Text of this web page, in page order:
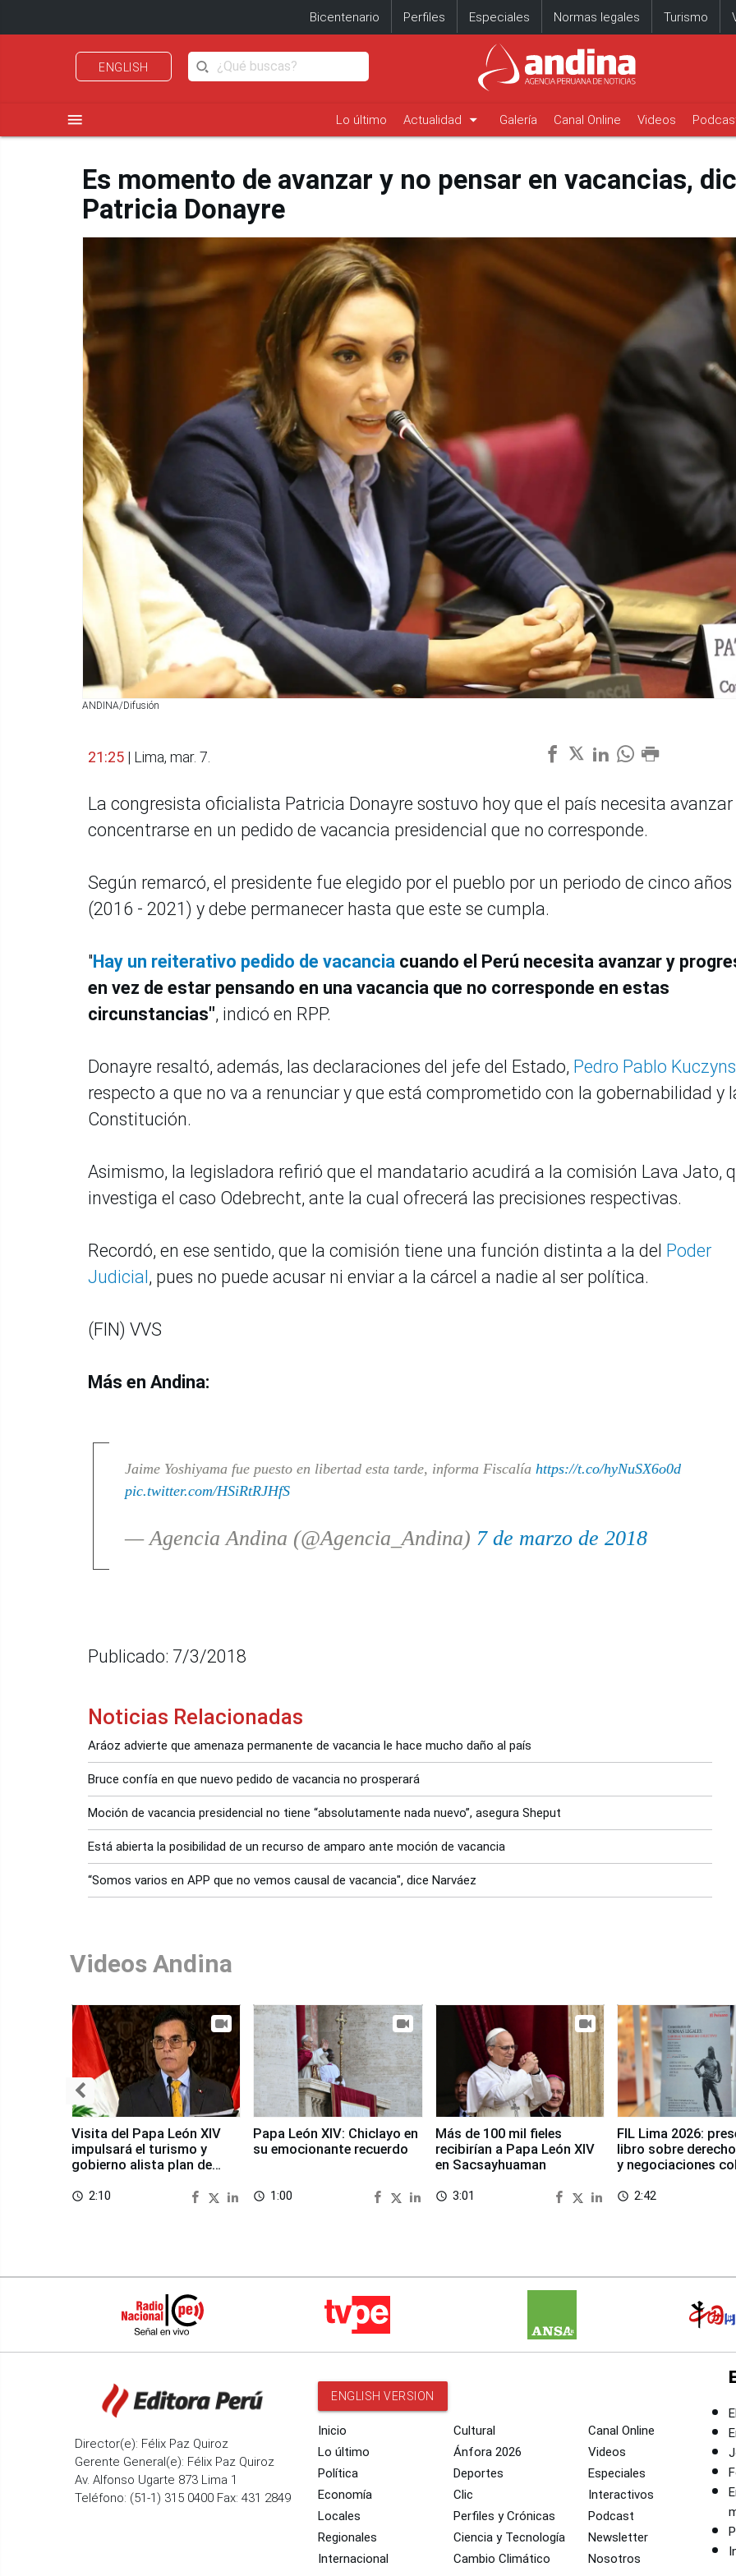
Bicentenario Perfiles Especiales Normas legales Turismo
ENGLISH
menu Lo último Actualidad arrow_drop_down Galería Canal Online Videos
Es momento de avanzar y no pensar en vacancias,
Patricia Donayre
ANDINA/Difusión
21:25 | Lima, mar. 7.
La congresista oficialista Patricia Donayre sostuvo hoy que el país necesita avanzar
concentrarse en un pedido de vacancia presidencial que no corresponde.
Según remarcó, el presidente fue elegido por el pueblo por un periodo de cinco años
(2016 - 2021) y debe permanecer hasta que este se cumpla.
"Hay un reiterativo pedido de vacancia cuando el Perú necesita avanzar y
en vez de estar pensando en una vacancia que no corresponde en estas
circunstancias", indicó en RPP.
Donayre resaltó, además, las declaraciones del jefe del Estado, Pedro Pablo
respecto a que no va a renunciar y que está comprometido con la gobernabilidad y
Constitución.
Asimismo, la legisladora refirió que el mandatario acudirá a la comisión Lava Jato,
investiga el caso Odebrecht, ante la cual ofrecerá las precisiones respectivas.
Recordó, en ese sentido, que la comisión tiene una función distinta a la del Poder
Judicial, pues no puede acusar ni enviar a la cárcel a nadie al ser política.
(FIN) VVS
Más en Andina:
Jaime Yoshiyama fue puesto en libertad esta tarde, informa Fiscalía https://t.co/hyNuSX6o0d
pic.twitter.com/HSiRtRJHfS
— Agencia Andina (@Agencia_Andina) 7 de marzo de 2018
Publicado: 7/3/2018
Noticias Relacionadas
Aráoz advierte que amenaza permanente de vacancia le hace mucho daño al país
Bruce confía en que nuevo pedido de vacancia no prosperará
Moción de vacancia presidencial no tiene “absolutamente nada nuevo”, asegura Sheput
Está abierta la posibilidad de un recurso de amparo ante moción de vacancia
“Somos varios en APP que no vemos causal de vacancia", dice Narváez
Videos Andina
Visita del Papa León XIV
impulsará el turismo y
gobierno alista plan de
access_time 2:10
Papa León XIV: Chiclayo en
su emocionante recuerdo
access_time 1:00
Más de 100 mil fieles
recibirían a Papa León XIV
en Sacsayhuaman
access_time 3:01
FIL Lima 2026:
libro sobre
y negociaciones
access_time 2:42
Director(e): Félix Paz Quiroz
Gerente General(e): Félix Paz Quiroz
Av. Alfonso Ugarte 873 Lima 1
Teléfono: (51-1) 315 0400 Fax: 431 2849
ENGLISH VERSION
Inicio
Lo último
Política
Economía
Locales
Regionales
Internacional
Cultural
Ánfora 2026
Deportes
Clic
Perfiles y Crónicas
Ciencia y Tecnología
Cambio Climático
Canal Online
Videos
Especiales
Interactivos
Podcast
Newsletter
Nosotros